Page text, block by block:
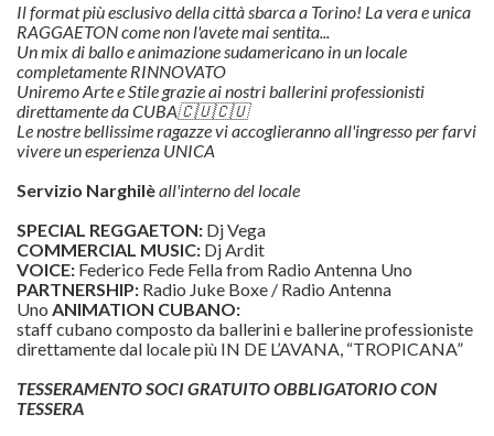
Il format più esclusivo della città sbarca a Torino! La vera e unica
RAGGAETON come non l'avete mai sentita...
Un mix di ballo e animazione sudamericano in un locale
completamente RINNOVATO
Uniremo Arte e Stile grazie ai nostri ballerini professionisti
direttamente da CUBA🇨🇺🇨🇺
Le nostre bellissime ragazze vi accoglieranno all'ingresso per farvi
vivere un esperienza UNICA
Servizio Narghilèall'interno del locale
SPECIAL REGGAETON: Dj Vega
COMMERCIAL MUSIC: Dj Ardit
VOICE: Federico Fede Fella from Radio Antenna Uno
PARTNERSHIP: Radio Juke Boxe / Radio Antenna
Uno ANIMATION CUBANO:
staff cubano composto da ballerini e ballerine professioniste
direttamente dal locale più IN DE L’AVANA, “TROPICANA”
TESSERAMENTO SOCI GRATUITO OBBLIGATORIO CON
TESSERA